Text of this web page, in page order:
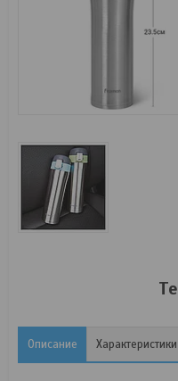
Описание Характеристики